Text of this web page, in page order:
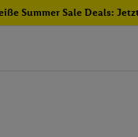
Summer Sale Deals: